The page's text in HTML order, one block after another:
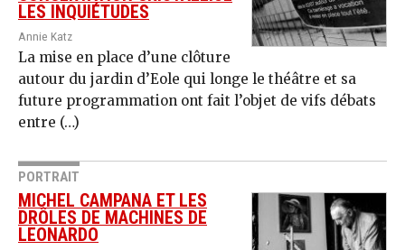
LES INQUIÉTUDES
Annie Katz
La mise en place d’une clôture
autour du jardin d’Eole qui longe le théâtre et sa
future programmation ont fait l’objet de vifs débats
entre (…)
PORTRAIT
MICHEL CAMPANA ET LES
DRÔLES DE MACHINES DE
LEONARDO